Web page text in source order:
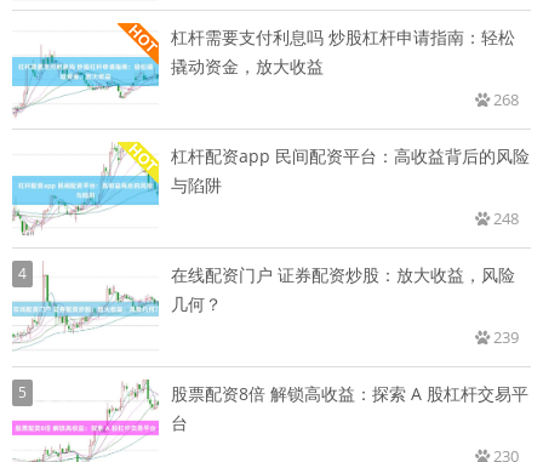
杠杆需要支付利息吗 炒股杠杆申请指南：轻松
撬动资金，放大收益
268
杠杆配资app 民间配资平台：高收益背后的风险
与陷阱
248
4
在线配资门户 证券配资炒股：放大收益，风险
几何？
239
5
股票配资8倍 解锁高收益：探索 A 股杠杆交易平
台
230